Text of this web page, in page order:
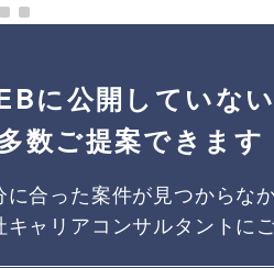
に公開していな
数ご提案できます
に合った案件が見つからな
キャリアコンサルタントに